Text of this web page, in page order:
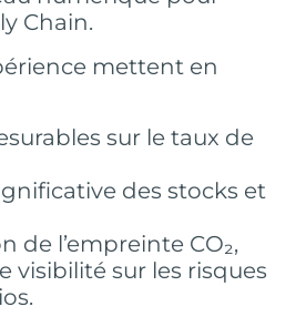
Chain.
mettent en
sur le taux de
des stocks et
de l’empreinte CO₂,
visibilité sur les risques